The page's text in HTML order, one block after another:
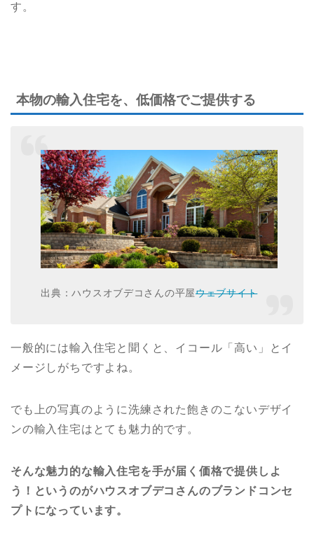
す。
本物の輸入住宅を、低価格でご提供する
出典：ハウスオブデコさんの平屋ウェブサイト
一般的には輸入住宅と聞くと、イコール「高い」とイ
メージしがちですよね。
でも上の写真のように洗練された飽きのこないデザイ
ンの輸入住宅はとても魅力的です。
そんな魅力的な輸入住宅を手が届く価格で提供しよ
う！というのがハウスオブデコさんのブランドコンセ
プトになっています。